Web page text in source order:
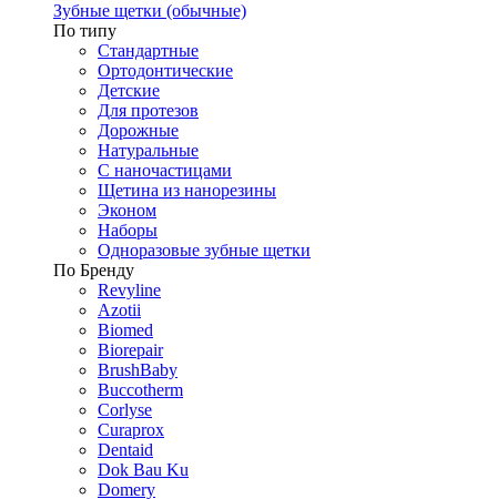
Зубные щетки (обычные)
По типу
Стандартные
Ортодонтические
Детские
Для протезов
Дорожные
Натуральные
С наночастицами
Щетина из нанорезины
Эконом
Наборы
Одноразовые зубные щетки
По Бренду
Revyline
Azotii
Biomed
Biorepair
BrushBaby
Buccotherm
Corlyse
Curaprox
Dentaid
Dok Bau Ku
Domery